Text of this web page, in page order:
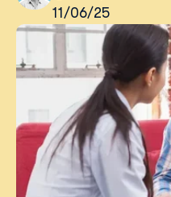
11/06/25